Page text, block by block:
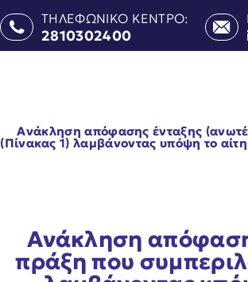
ΤΗΛΕΦΩΝΙΚΟ ΚΕΝΤΡΟ:
2810302400
Ανάκληση απόφασης ένταξης
(Πίνακας 1) λαμβάνοντας υπόψη το
Ανάκληση
πράξη που